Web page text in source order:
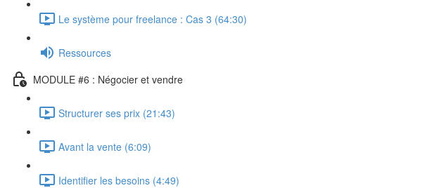
Le système pour freelance : Cas 3 (64:30)
Ressources
MODULE #6 : Négocier et vendre
Structurer ses prix (21:43)
Avant la vente (6:09)
Identifier les besoins (4:49)